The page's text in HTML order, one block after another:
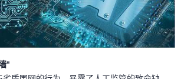
"